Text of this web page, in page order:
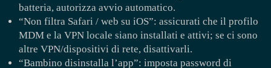
batteria, autorizza avvio automatico.
“Non filtra Safari / web su iOS”: assicurati che il profilo
MDM e la VPN locale siano installati e attivi; se ci sono
altre VPN/dispositivi di rete, disattivarli.
“Bambino disinstalla l’app”: imposta password di